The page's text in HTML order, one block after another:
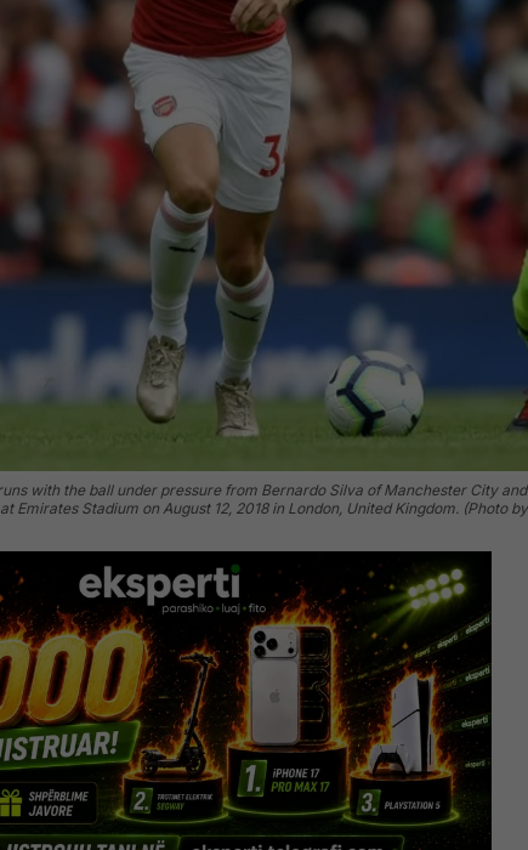
with the ball under pressure from Bernardo Silva of Manchester City
Stadium on August 12, 2018 in London, United Kingdom. (Photo